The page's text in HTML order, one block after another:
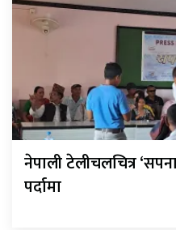
नेपाली टेलीचलचित्र
पर्दामा